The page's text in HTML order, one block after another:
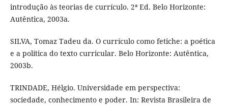
introdução às teorias de currículo. 2ª Ed. Belo Horizonte:
Autêntica, 2003a.
SILVA, Tomaz Tadeu da. O currículo como fetiche: a poética
e a política do texto curricular. Belo Horizonte: Autêntica,
2003b.
TRINDADE, Hélgio. Universidade em perspectiva:
sociedade, conhecimento e poder. In: Revista Brasileira de